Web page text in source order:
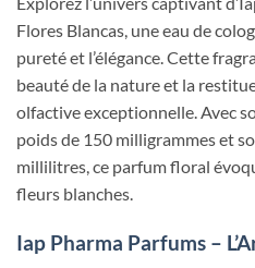
Flores Blancas, une eau de
pureté et l’élégance. Cette
beauté de la nature et la
olfactive exceptionnelle. Avec
poids de 150 milligrammes et
millilitres, ce parfum floral
fleurs blanches.
Iap Pharma Parfums –